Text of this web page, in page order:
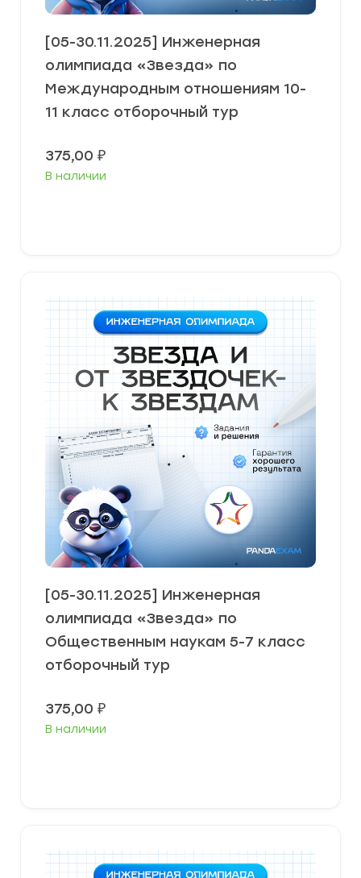
[05-30.11.2025] Инженерная
олимпиада «Звезда» по
Международным отношениям 10-
11 класс отборочный тур
375,00 ₽
В наличии
[05-30.11.2025] Инженерная
олимпиада «Звезда» по
Общественным наукам 5-7 класс
отборочный тур
375,00 ₽
В наличии